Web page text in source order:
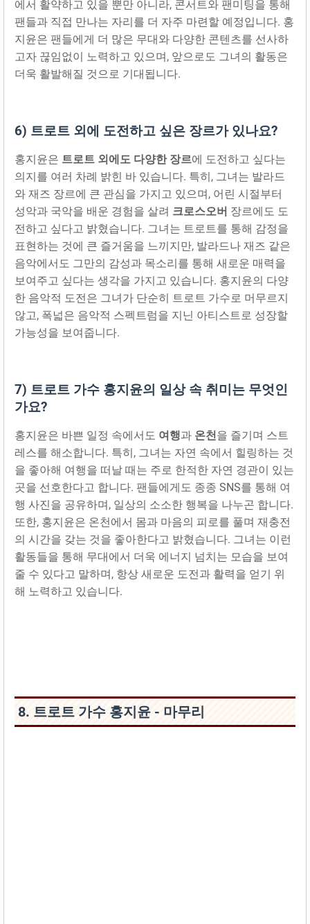
에서 활약하고 있을 뿐만 아니라, 콘서트와 팬미팅을 통해
팬들과 직접 만나는 자리를 더 자주 마련할 예정입니다. 홍
지윤은 팬들에게 더 많은 무대와 다양한 콘텐츠를 선사하
고자 끊임없이 노력하고 있으며, 앞으로도 그녀의 활동은
더욱 활발해질 것으로 기대됩니다.
6) 트로트 외에 도전하고 싶은 장르가 있나요?
홍지윤은 트로트 외에도 다양한 장르에 도전하고 싶다는
의지를 여러 차례 밝힌 바 있습니다. 특히, 그녀는 발라드
와 재즈 장르에 큰 관심을 가지고 있으며, 어린 시절부터
성악과 국악을 배운 경험을 살려 크로스오버 장르에도 도
전하고 싶다고 밝혔습니다. 그녀는 트로트를 통해 감정을
표현하는 것에 큰 즐거움을 느끼지만, 발라드나 재즈 같은
음악에서도 그만의 감성과 목소리를 통해 새로운 매력을
보여주고 싶다는 생각을 가지고 있습니다. 홍지윤의 다양
한 음악적 도전은 그녀가 단순히 트로트 가수로 머무르지
않고, 폭넓은 음악적 스펙트럼을 지닌 아티스트로 성장할
가능성을 보여줍니다.
7) 트로트 가수 홍지윤의 일상 속 취미는 무엇인
가요?
홍지윤은 바쁜 일정 속에서도 여행과 온천을 즐기며 스트
레스를 해소합니다. 특히, 그녀는 자연 속에서 힐링하는 것
을 좋아해 여행을 떠날 때는 주로 한적한 자연 경관이 있는
곳을 선호한다고 합니다. 팬들에게도 종종 SNS를 통해 여
행 사진을 공유하며, 일상의 소소한 행복을 나누곤 합니다.
또한, 홍지윤은 온천에서 몸과 마음의 피로를 풀며 재충전
의 시간을 갖는 것을 좋아한다고 밝혔습니다. 그녀는 이런
활동들을 통해 무대에서 더욱 에너지 넘치는 모습을 보여
줄 수 있다고 말하며, 항상 새로운 도전과 활력을 얻기 위
해 노력하고 있습니다.
8. 트로트 가수 홍지윤 - 마무리